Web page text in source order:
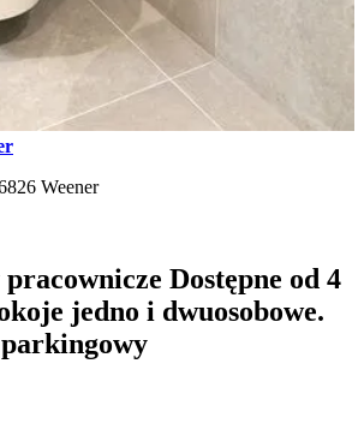
Weener
Dostępne od 4
jedno i dwuosobowe.